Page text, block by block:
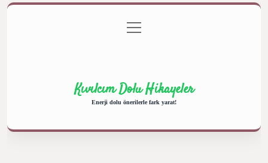
Gizlilik Politikası
menüyü
aç
Kıvılcım Dolu Hikayeler
Enerji dolu önerilerle fark yarat!